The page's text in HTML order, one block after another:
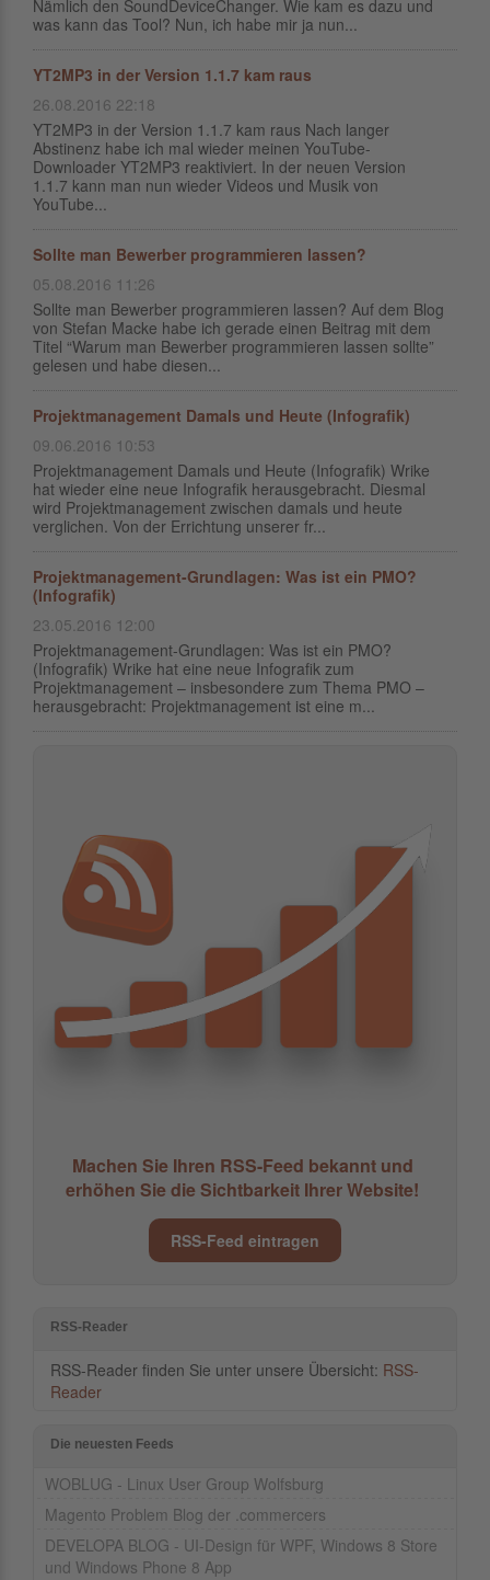
Nämlich den SoundDeviceChanger. Wie kam es dazu und
was kann das Tool? Nun, ich habe mir ja nun...
YT2MP3 in der Version 1.1.7 kam raus
26.08.2016 22:18
YT2MP3 in der Version 1.1.7 kam raus Nach langer
Abstinenz habe ich mal wieder meinen YouTube-
Downloader YT2MP3 reaktiviert. In der neuen Version
1.1.7 kann man nun wieder Videos und Musik von
YouTube...
Sollte man Bewerber programmieren lassen?
05.08.2016 11:26
Sollte man Bewerber programmieren lassen? Auf dem Blog
von Stefan Macke habe ich gerade einen Beitrag mit dem
Titel “Warum man Bewerber programmieren lassen sollte”
gelesen und habe diesen...
Projektmanagement Damals und Heute (Infografik)
09.06.2016 10:53
Projektmanagement Damals und Heute (Infografik) Wrike
hat wieder eine neue Infografik herausgebracht. Diesmal
wird Projektmanagement zwischen damals und heute
verglichen. Von der Errichtung unserer fr...
Projektmanagement-Grundlagen: Was ist ein PMO?
(Infografik)
23.05.2016 12:00
Projektmanagement-Grundlagen: Was ist ein PMO?
(Infografik) Wrike hat eine neue Infografik zum
Projektmanagement – insbesondere zum Thema PMO –
herausgebracht: Projektmanagement ist eine m...
Machen Sie Ihren RSS-Feed bekannt und
erhöhen Sie die Sichtbarkeit Ihrer Website!
RSS-Feed eintragen
RSS-Reader
RSS-Reader finden Sie unter unsere Übersicht: RSS-
Reader
Die neuesten Feeds
WOBLUG - Linux User Group Wolfsburg
Magento Problem Blog der .commercers
DEVELOPA BLOG - UI-Design für WPF, Windows 8 Store
und Windows Phone 8 App